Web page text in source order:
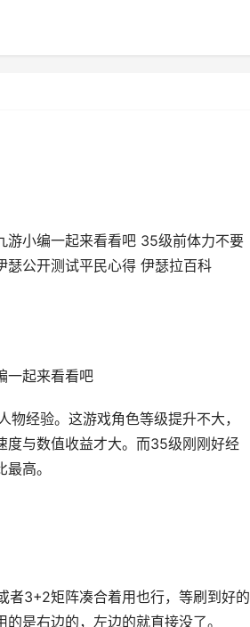
游小编一起来看看吧 35级前体力不要
瑟公开测试平民心得 伊瑟拉百科
一起来看看吧
经验。这游戏角色等级提升不大，
度与数值收益才大。而35级刚刚好经
高。
者3+2矩阵凑合着用也行，等刷到好的
是右边的，左边的就直接没了。